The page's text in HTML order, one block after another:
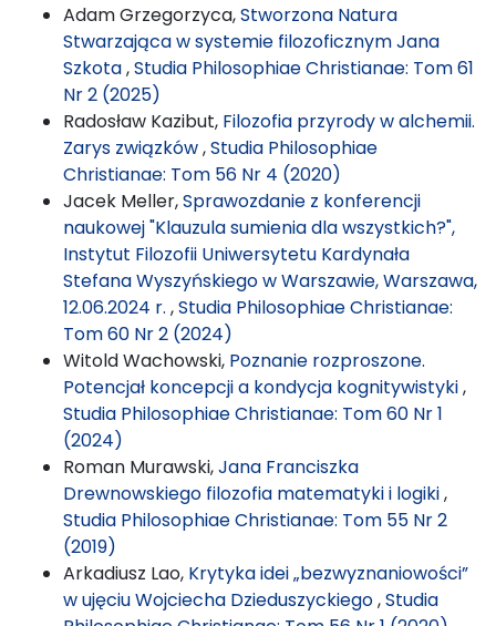
Adam Grzegorzyca,Stworzona Natura
Stwarzająca w systemie filozoficznym Jana
Szkota,Studia Philosophiae Christianae: Tom 61
Nr 2 (2025)
Radosław Kazibut, Filozofia przyrody w alchemii.
Zarys związków,Studia Philosophiae
Christianae: Tom 56 Nr 4 (2020)
Jacek Meller,Sprawozdanie z konferencji
naukowej "Klauzula sumienia dla wszystkich?",
Instytut Filozofii Uniwersytetu Kardynała
Stefana Wyszyńskiego w Warszawie, Warszawa,
12.06.2024 r. ,Studia Philosophiae Christianae:
Tom 60 Nr 2 (2024)
Witold Wachowski, Poznanie rozproszone.
Potencjał koncepcji a kondycja kognitywistyki,
Studia Philosophiae Christianae: Tom 60 Nr 1
(2024)
Roman Murawski,Jana Franciszka
Drewnowskiego filozofia matematyki i logiki,
Studia Philosophiae Christianae: Tom 55 Nr 2
(2019)
Arkadiusz Lao, Krytyka idei „bezwyznaniowości”
w ujęciu Wojciecha Dzieduszyckiego,Studia